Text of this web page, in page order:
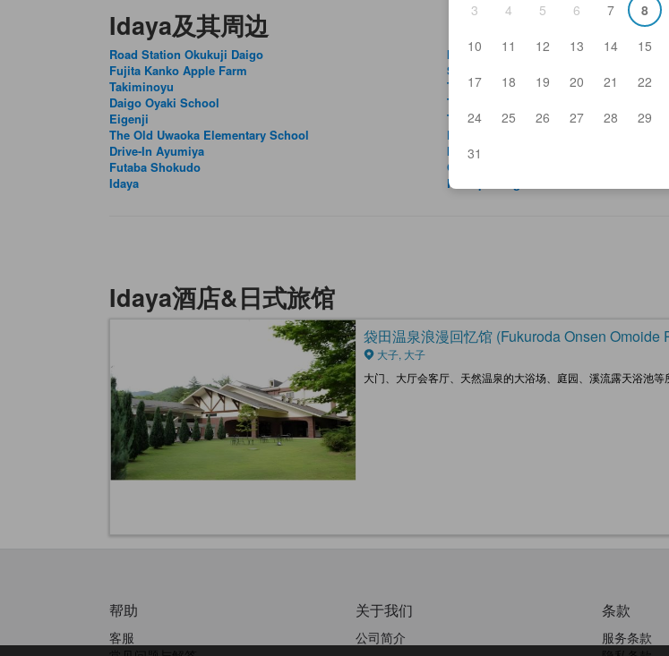
3
4 5 6 7 8
10
11 12 13 14 15
17
18 19 20 21 22
24
25 26 27 28 29
31
Idaya及其周边
Road Station Okukuji Daigo
Fujita Kanko Apple Farm
Takiminoyu
Daigo Oyaki School
Eigenji
The Old Uwaoka Elementary School
Drive-In Ayumiya
Futaba Shokudo
Idaya
Mukashiya
Shintaki
Takimino Yado Hounenmansaku
Takimoto
Tokiwa
Fukuroda Onsen memories Roman
Momijien at Tsukimachi Waterfall
Okukujichanosato Park
Forespa Daigo
Idaya酒店&日式旅馆
袋田温泉浪漫回忆馆 (Fukuroda Onsen Omoide
大子, 大子
大门、大厅会客厅、天然温泉的大浴场、庭园、溪流露天浴池等
帮助
客服
关于我们
公司简介
条款
服务条款